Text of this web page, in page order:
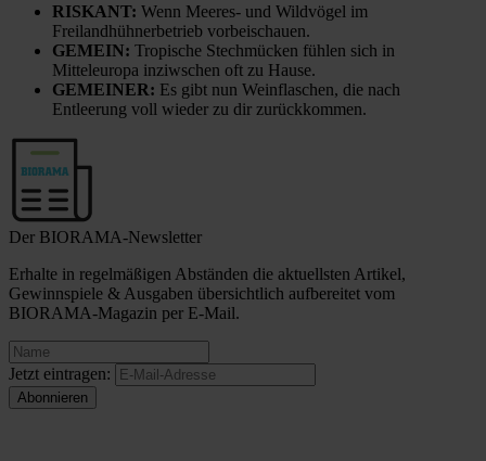
RISKANT: Wenn Meeres- und Wildvögel im
Freilandhühnerbetrieb vorbeischauen.
GEMEIN: Tropische Stechmücken fühlen sich in
Mitteleuropa inziwschen oft zu Hause.
GEMEINER: Es gibt nun Weinflaschen, die nach
Entleerung voll wieder zu dir zurückkommen.
Der BIORAMA-Newsletter
Erhalte in regelmäßigen Abständen die aktuellsten Artikel,
Gewinnspiele & Ausgaben übersichtlich aufbereitet vom
BIORAMA-Magazin per E-Mail.
Jetzt eintragen: